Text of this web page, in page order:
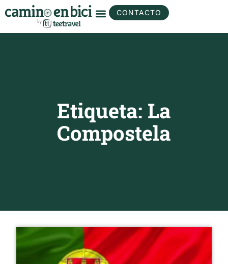
CONTACTO
Etiqueta: La
Compostela